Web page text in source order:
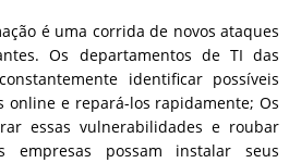
é uma corrida de novos ataques
Os departamentos de TI das
identificar possíveis
online e repará-los rapidamente; Os
essas vulnerabilidades e roubar
empresas possam instalar seus